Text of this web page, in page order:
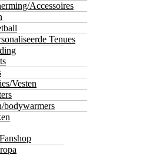
Accessoires
Tenues
Vesten
bodywarmers